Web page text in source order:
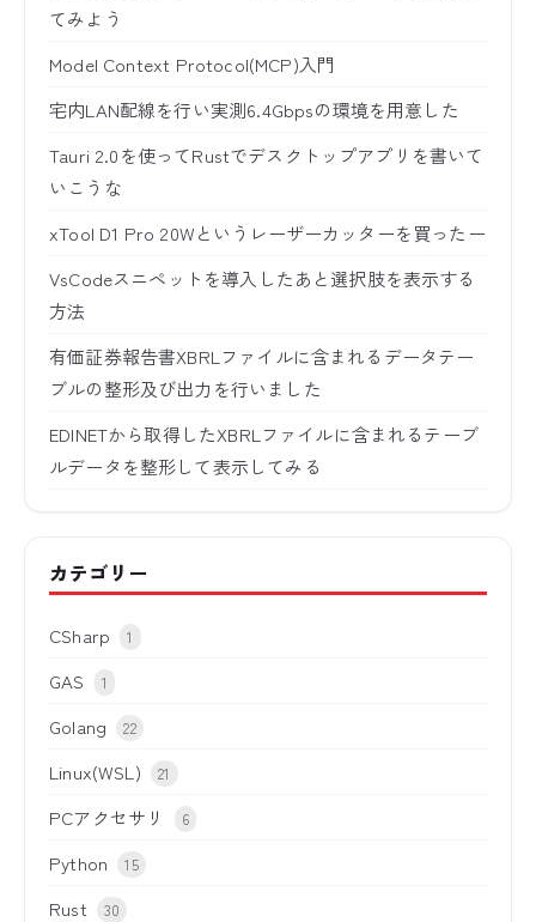
てみよう
Model Context Protocol(MCP)入門
宅内LAN配線を行い実測6.4Gbpsの環境を用意した
Tauri 2.0を使ってRustでデスクトップアプリを書いて
いこうな
xTool D1 Pro 20Wというレーザーカッターを買ったー
VsCodeスニペットを導入したあと選択肢を表示する
方法
有価証券報告書XBRLファイルに含まれるデータテー
ブルの整形及び出力を行いました
EDINETから取得したXBRLファイルに含まれるテーブ
ルデータを整形して表示してみる
カテゴリー
CSharp 1
GAS 1
Golang 22
Linux(WSL) 21
PCアクセサリ 6
Python 15
Rust 30